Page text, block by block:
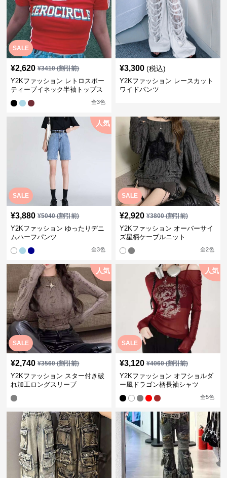
SALE
¥2,620 ¥3410(割引前)
Y2Kファッション レトロスポー
ティーブイネック半袖トップス
全3色
¥3,300 (税込)
Y2Kファッション レースカット
ワイドパンツ
SALE
人気
¥3,880 ¥5040(割引前)
Y2Kファッション ゆったりデニ
ムハーフパンツ
全3色
SALE
¥2,920 ¥3800(割引前)
Y2Kファッション オーバーサイ
ズ星柄ケーブルニット
全2色
SALE
人気
¥2,740 ¥3560(割引前)
Y2Kファッション スター付き破
れ加工ロングスリーブ
SALE
人気
¥3,120 ¥4060(割引前)
Y2Kファッション オフショルダ
ー風ドラゴン柄長袖シャツ
全5色